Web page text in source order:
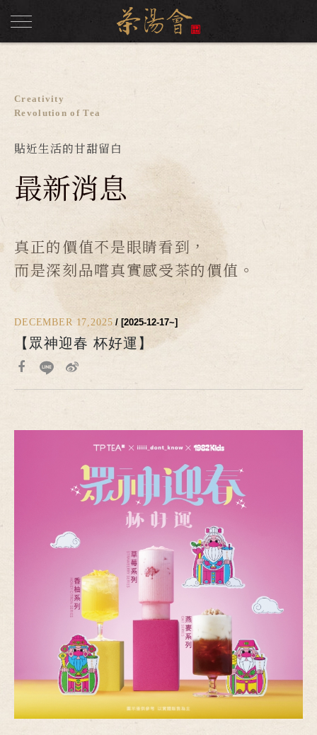
Creativity
Revolution of Tea
貼近生活的甘甜留白
最新消息
真正的價值不是眼睛看到，
而是深刻品嚐真實感受茶的價值。
DECEMBER 17,2025 / [2025-12-17~]
【眾神迎春 杯好運】